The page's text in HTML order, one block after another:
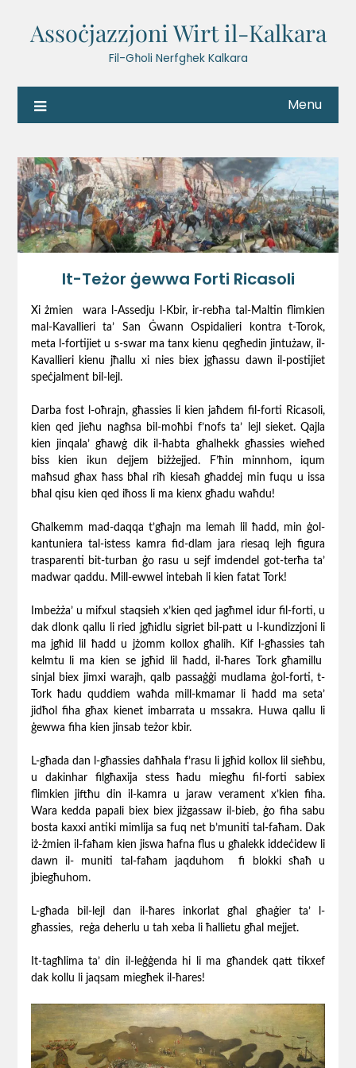
Assoċjazzjoni Wirt il-Kalkara
Fil-Għoli Nerfgħek Kalkara
Menu
It-Teżor ġewwa Forti Ricasoli
Xi żmien wara l-Assedju l-Kbir, ir-rebħa tal-Maltin flimkien
mal-Kavallieri ta’ San Ġwann Ospidalieri kontra t-Torok,
meta l-fortijiet u s-swar ma tanx kienu qegħedin jintużaw, il-
Kavallieri kienu jħallu xi nies biex jgħassu dawn il-postijiet
speċjalment bil-lejl.
Darba fost l-oħrajn, għassies li kien jaħdem fil-forti Ricasoli,
kien qed jieħu nagħsa bil-moħbi f’nofs ta’ lejl sieket. Qajla
kien jinqala’ għawġ dik il-ħabta għalhekk għassies wieħed
biss kien ikun dejjem biżżejjed. F’ħin minnhom, iqum
maħsud għax ħass bħal riħ kiesaħ għaddej min fuqu u issa
bħal qisu kien qed iħoss li ma kienx għadu waħdu!
Għalkemm mad-daqqa t’għajn ma lemah lil ħadd, min ġol-
kantuniera tal-istess kamra fid-dlam jara riesaq lejh figura
trasparenti bit-turban ġo rasu u sejf imdendel got-terħa ta’
madwar qaddu. Mill-ewwel intebah li kien fatat Tork!
Imbeżża’ u mifxul staqsieh x’kien qed jagħmel idur fil-forti, u
dak dlonk qallu li ried jgħidlu sigriet bil-patt u l-kundizzjoni li
ma jgħid lil ħadd u jżomm kollox għalih. Kif l-għassies tah
kelmtu li ma kien se jgħid lil ħadd, il-ħares Tork għamillu
sinjal biex jimxi warajh, qalb passaġġi mudlama ġol-forti, t-
Tork ħadu quddiem waħda mill-kmamar li ħadd ma seta’
jidħol fiha għax kienet imbarrata u mssakra. Huwa qallu li
ġewwa fiha kien jinsab teżor kbir.
L-għada dan l-għassies daħħala f’rasu li jgħid kollox lil sieħbu,
u dakinhar filgħaxija stess ħadu miegħu fil-forti sabiex
flimkien jiftħu din il-kamra u jaraw verament x’kien fiha.
Wara kedda papali biex biex jiżgassaw il-bieb, ġo fiha sabu
bosta kaxxi antiki mimlija sa fuq net b’muniti tal-faħam. Dak
iż-żmien il-faħam kien jiswa ħafna flus u għalekk iddeċidew li
dawn il- muniti tal-faħam jaqduhom fi blokki sħaħ u
jbiegħuhom.
L-għada bil-lejl dan il-ħares inkorlat għal għaġier ta’ l-
għassies, reġa deherlu u tah xeba li ħallietu għal mejjet.
It-tagħlima ta’ din il-leġġenda hi li ma għandek qatt tikxef
dak kollu li jaqsam miegħek il-ħares!